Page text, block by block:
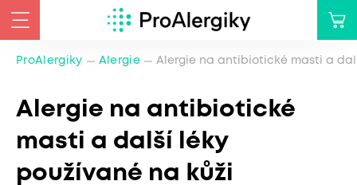
ProAlergiky Alergie Alergie na antibiotické masti a
Alergie na antibiotické
masti a další léky
používané na kůži